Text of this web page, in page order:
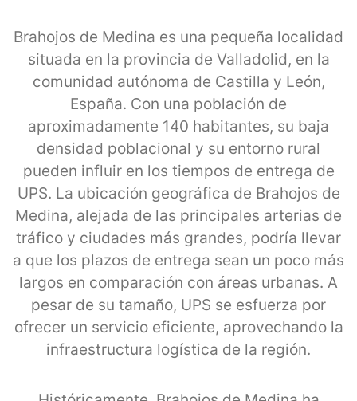
Brahojos de Medina es una pequeña localidad
situada en la provincia de Valladolid, en la
comunidad autónoma de Castilla y León,
España. Con una población de
aproximadamente 140 habitantes, su baja
densidad poblacional y su entorno rural
pueden influir en los tiempos de entrega de
UPS. La ubicación geográfica de Brahojos de
Medina, alejada de las principales arterias de
tráfico y ciudades más grandes, podría llevar
a que los plazos de entrega sean un poco más
largos en comparación con áreas urbanas. A
pesar de su tamaño, UPS se esfuerza por
ofrecer un servicio eficiente, aprovechando la
infraestructura logística de la región.